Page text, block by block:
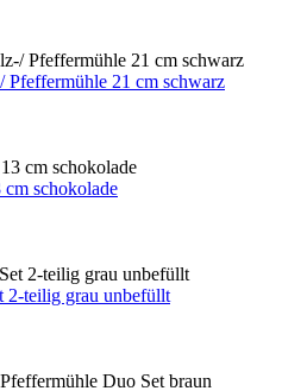
21 cm schwarz
schokolade
2-teilig grau unbefüllt